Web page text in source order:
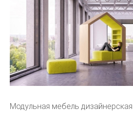
Модульная мебель дизайнерская